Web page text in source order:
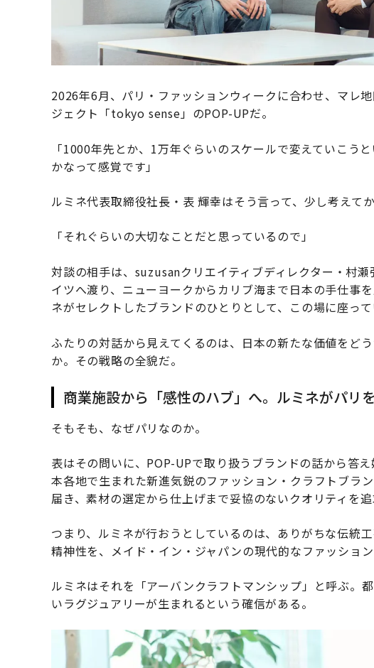
2026年6月、パリ・ファッションウィークに合わせ、マレ
ジェクト「tokyo sense」のPOP-UPだ。
「1000年先とか、1万年ぐらいのスケールで変えていこう
かなって感覚です」
ルミネ代表取締役社長・表 輝幸はそう言って、少し考えて
「それぐらいの大切なことだと思っているので」
対談の相手は、suzusanクリエイティブディレクター・村
イツへ渡り、ニューヨークからカリブ海まで日本の手仕事
ネがセレクトしたブランドのひとりとして、この場に座って
ふたりの対話から見えてくるのは、日本の新たな価値をど
か。その戦略の全貌だ。
商業施設から「感性のハブ」へ。ルミネがパリ
そもそも、なぜパリなのか。
表はその問いに、POP-UPで取り扱うブランドの話から答
本各地で生まれた新進気鋭のファッション・クラフトブラ
届き、素材の選定から仕上げまで妥協のないクオリティを追
つまり、ルミネが行おうとしているのは、ありがちな伝統
精神性を、メイド・イン・ジャパンの現代的なファッショ
ルミネはそれを「アーバンクラフトマンシップ」と呼ぶ。
いラグジュアリーが生まれるという確信がある。